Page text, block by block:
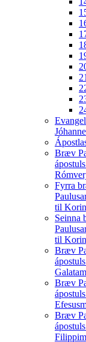
21
Bræv
Fyrra
til
Seinna
til
Bræv
Bræv
Bræv